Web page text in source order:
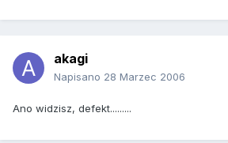
akagi
Napisano 28 Marzec 2006
Ano widzisz, defekt.........